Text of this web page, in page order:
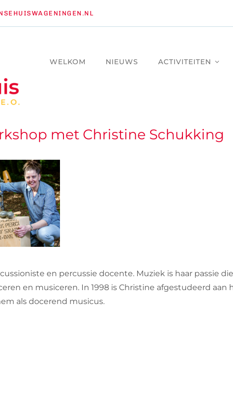
WELKOM NIEUWS ACTIVITEITEN
met Christine Schukking
en percussie docente. Muziek is haar passie
en musiceren. In 1998 is Christine afgestudeerd aan
als docerend musicus.